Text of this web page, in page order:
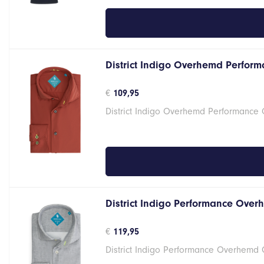
District Indigo Overhemd
€ 109,95
District Indigo Overhemd Performance
District Indigo Performance
€ 119,95
District Indigo Performance Overhemd